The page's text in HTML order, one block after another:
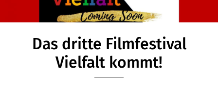
Das dritte Filmfestival
Vielfalt kommt!